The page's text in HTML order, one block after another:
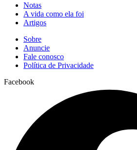
Notas
A vida como ela foi
Artigos
Sobre
Anuncie
Fale conosco
Política de Privacidade
Facebook